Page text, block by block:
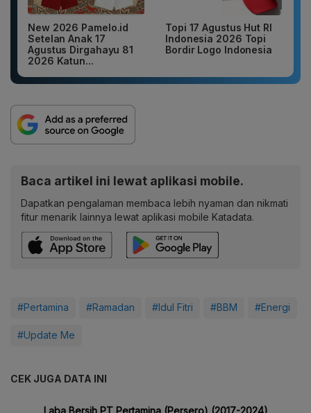
New 2026 Pamelo.id
Setelan Anak 17
Agustus Dirgahayu 81
2026 Katun...
Topi 17 Agustus Hut RI
Indonesia 2026 Topi
Bordir Logo Indonesia
Baca artikel ini lewat aplikasi mobile.
Dapatkan pengalaman membaca lebih nyaman dan nikmati
fitur menarik lainnya lewat aplikasi mobile Katadata.
#Pertamina #Ramadan #Idul Fitri #BBM #Energi
#Update Me
CEK JUGA DATA INI